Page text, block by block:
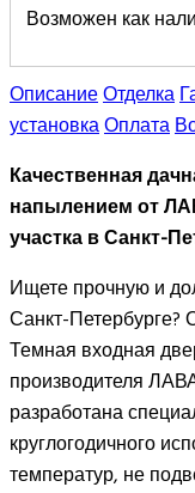
Возможен как
ОписаниеОтделка
установкаОплата
Качественная
напылением от
участка в Санкт-
Ищете прочную и
Санкт-Петербурге?
Темная входная
производителя
разработана
круглогодичного
температур, не